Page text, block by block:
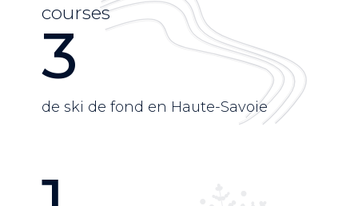
courses
3
de ski de fond en Haute-Savoie